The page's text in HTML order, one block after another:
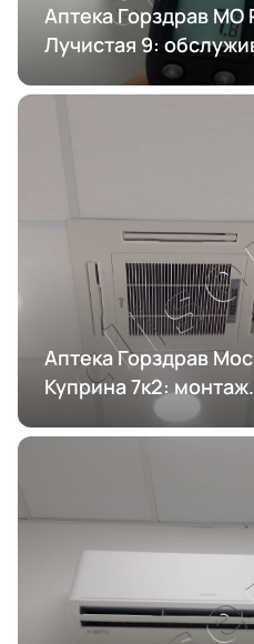
Аптека Горздрав МО
Лучистая 9:
кондиционирования
Аптека Горздрав
Куприна 7к2: монтаж
кондиционирования